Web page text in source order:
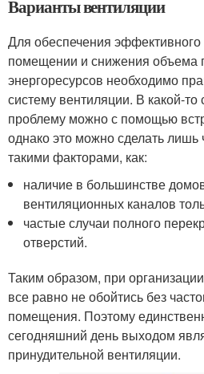
Варианты вентиляции
Для обеспечения
помещении и снижения объема
энергоресурсов необходимо
систему вентиляции. В какой-
проблему можно с помощью
однако это можно сделать лишь
такими факторами, как:
наличие в большинстве
вентиляционных каналов
частые случаи полного
отверстий.
Таким образом, при
все равно не обойтись без
помещения. Поэтому
сегодняшний день выходом
принудительной вентиляции.